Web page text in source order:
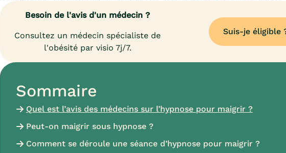
Besoin de l'avis d'un médecin ?
Suis-je éligible
Consultez un médecin spécialiste de
l'obésité par visio 7j/7.
Sommaire
Quel est l’avis des médecins sur l’hypnose pour maigrir ?
Peut-on maigrir sous hypnose ?
Comment se déroule une séance d’hypnose pour maigrir ?